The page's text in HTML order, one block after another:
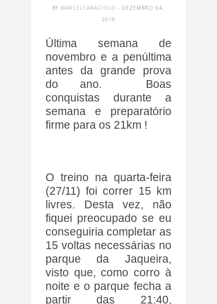
BY MARCELCARACIOLO- DEZEMBRO 04,
2019
Última semana de
novembro e a penúltima
antes da grande prova
do ano. Boas
conquistas durante a
semana e preparatório
firme para os 21km !
O treino na quarta-feira
(27/11) foi correr 15 km
livres. Desta vez, não
fiquei preocupado se eu
conseguiria completar as
15 voltas necessárias no
parque da Jaqueira,
visto que, como corro à
noite e o parque fecha a
partir das 21:40,